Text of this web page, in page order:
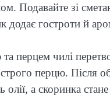
Подавайте зі
додає гостроти й
та перцем чилі
перцю. Після
олії, а скоринка